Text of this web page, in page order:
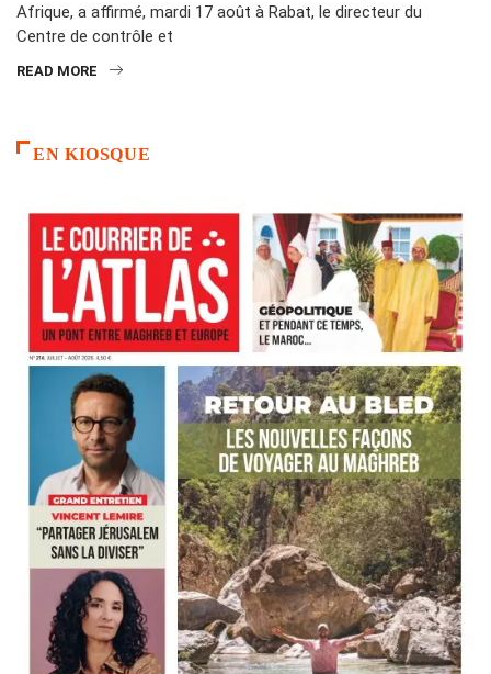
Afrique, a affirmé, mardi 17 août à Rabat, le directeur du
Centre de contrôle et
READ MORE
EN KIOSQUE